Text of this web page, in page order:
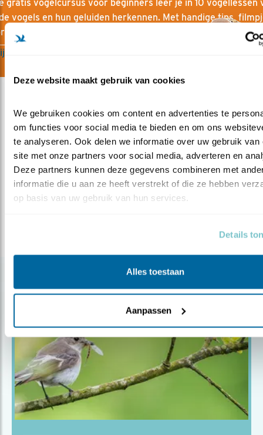
Deze website maakt gebruik van cookies
We gebruiken cookies om content en advertenties te
om functies voor social media te bieden en om ons
te analyseren. Ook delen we informatie over uw gebruik van
site met onze partners voor social media, adverteren en
Deze partners kunnen deze gegevens combineren met
informatie die u aan ze heeft verstrekt of die ze hebben
op basis van uw gebruik van hun services.
Details
Alles toestaan
Aanpassen
gratis vogelcursus voor beginners leer je in 10 vogellessen
vogels en hun geluiden herkennen. Met handige tips,
Je ontvangt direct de eerste vogelles per mail.
gratis cursus
Meer over
broeden elvirawerkman
vogelonderzoek
steppekiekendief
vogeltrek finland
Deel dit bericht
Gerelateerde items